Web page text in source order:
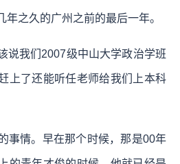
之久的广州之前的最后一年。
说我们2007级中山大学政治学班
上了还能听任老师给我们上本科
事情。早在那个时候，那是00年